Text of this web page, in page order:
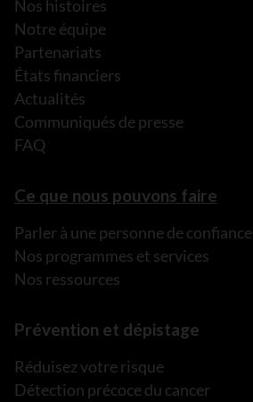
Nos histoires
Notre équipe
Partenariats
États financiers
Actualités
Communiqués de presse
FAQ
Ce que nous pouvons faire
Parler à une personne de confiance
Nos programmes et services
Nos ressources
Prévention et dépistage
Réduisez votre risque
Détection précoce du cancer